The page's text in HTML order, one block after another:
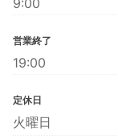
9:00
営業終了
19:00
定休日
火曜日